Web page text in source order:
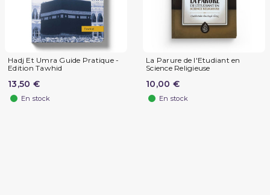
Hadj Et Umra Guide Pratique -
Edition Tawhid
13,50 €
En stock
La Parure de l'Etudiant en
Science Religieuse
10,00 €
En stock